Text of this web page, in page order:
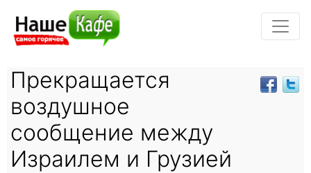
Прекращается
воздушное
сообщение между
Израилем и Грузией